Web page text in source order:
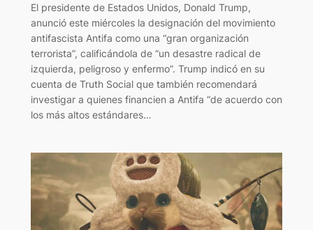
El presidente de Estados Unidos, Donald Trump,
anunció este miércoles la designación del movimiento
antifascista Antifa como una “gran organización
terrorista”, calificándola de “un desastre radical de
izquierda, peligroso y enfermo”. Trump indicó en su
cuenta de Truth Social que también recomendará
investigar a quienes financien a Antifa “de acuerdo con
los más altos estándares…